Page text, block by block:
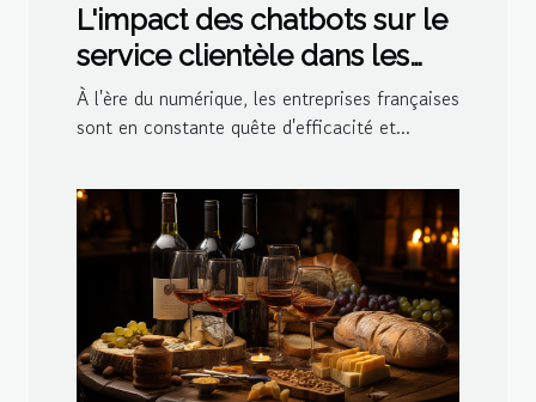
L'impact des chatbots sur le
service clientèle dans les
entreprises françaises
À l'ère du numérique, les entreprises françaises
sont en constante quête d'efficacité et...